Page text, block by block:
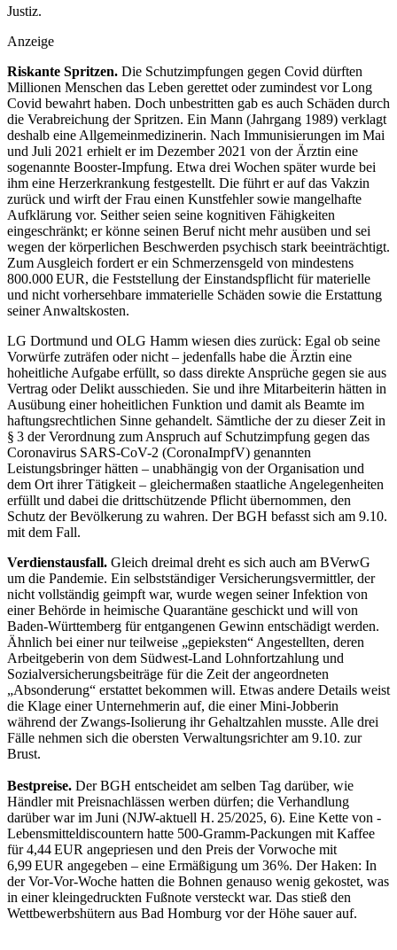
Justiz.
Anzeige
Riskante Spritzen. Die Schutzimpfungen gegen Covid dürften
Millionen Menschen das Leben gerettet oder zumindest vor Long
Covid bewahrt haben. Doch unbestritten gab es auch Schäden durch
die Verabreichung der Spritzen. Ein Mann (Jahrgang 1989) verklagt
deshalb eine Allgemeinmedizinerin. Nach Immunisierungen im Mai
und Juli 2021 erhielt er im Dezember 2021 von der Ärztin eine
sogenannte Booster-Impfung. Etwa drei Wochen später wurde bei
ihm eine Herzerkrankung festgestellt. Die führt er auf das Vakzin
zurück und wirft der Frau einen Kunstfehler sowie mangelhafte
Aufklärung vor. Seither seien seine kognitiven ­Fähigkeiten
eingeschränkt; er könne seinen Beruf nicht mehr ausüben und sei
wegen der körperlichen Beschwerden psychisch stark beeinträchtigt.
Zum Ausgleich fordert er ein Schmerzensgeld von mindestens
800.000 EUR, die Feststellung der Einstandspflicht für materielle
und nicht vorhersehbare immaterielle Schäden sowie die Erstattung
seiner Anwaltskosten.
LG Dortmund und OLG Hamm wiesen dies zurück: Egal ob seine
Vorwürfe zuträfen oder nicht – jedenfalls habe die Ärztin eine
hoheitliche Aufgabe erfüllt, so dass direkte Ansprüche gegen sie aus
Vertrag oder ­Delikt ausschieden. Sie und ihre Mitarbeiterin hätten in
Ausübung einer hoheitlichen Funktion und damit als Beamte im
haftungsrechtlichen Sinne gehandelt. Sämtliche der zu dieser Zeit in
§ 3 der Verordnung zum ­Anspruch auf Schutzimpfung gegen das
Coronavirus SARS-CoV-2 (CoronaImpfV) genannten
Leistungsbringer hätten – unabhängig von der Organisation und
dem Ort ihrer Tätigkeit – gleichermaßen staatliche Angelegenheiten
erfüllt und dabei die drittschützende Pflicht übernommen, den
Schutz der Bevölkerung zu wahren. Der BGH befasst sich am 9.10.
mit dem Fall.
Verdienstausfall. Gleich dreimal dreht es sich auch am BVerwG
um die Pandemie. Ein selbstständiger Versicherungsvermittler, der
nicht vollständig geimpft war, wurde wegen seiner Infektion von
einer Behörde in heimische Quarantäne geschickt und will von
Baden-Württemberg für entgangenen Gewinn entschädigt werden.
Ähnlich bei einer nur teilweise „gepieksten“ Angestellten, deren
Arbeitgeberin von dem Südwest-Land Lohnfortzahlung und
Sozialversicherungsbeiträge für die Zeit der angeordneten
„Absonderung“ erstattet bekommen will. Etwas andere Details weist
die Klage einer Unternehmerin auf, die einer Mini-Jobberin
während der Zwangs-Isolierung ihr Gehaltzahlen musste. Alle drei
Fälle nehmen sich die obersten Verwaltungsrichter am 9.10. zur
Brust.
Bestpreise. Der BGH entscheidet am selben Tag darüber, wie
Händler mit Preisnachlässen werben dürfen; die Verhandlung
darüber war im Juni (NJW-aktuell H. 25/2025, 6). Eine Kette von ­
Lebensmitteldiscountern hatte 500-Gramm-Packungen mit Kaffee
für 4,44 EUR angepriesen und den Preis der Vorwoche mit
6,99 EUR angegeben – eine Ermäßigung um 36 %. Der Haken: In
der Vor-Vor-Woche hatten die Bohnen genauso wenig gekostet, was
in einer kleingedruckten Fußnote versteckt war. Das stieß den
Wettbewerbshütern aus Bad Homburg vor der Höhe sauer auf.